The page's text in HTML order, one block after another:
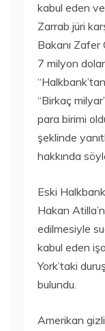
kabul eden
Zarrab jüri
Bakanı
7 milyon
“Birkaç
para birimi
şeklinde
hakkında
Eski
Hakan
edilmesiyle
kabul eden
York’taki
bulundu.
Amerikan gizli